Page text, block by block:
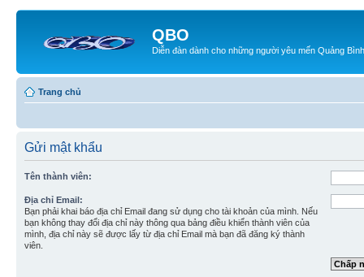
QBO
Diễn đàn dành cho những người yêu mến Quảng Bình
Trang chủ
Gửi mật khẩu
Tên thành viên:
Địa chỉ Email:
Bạn phải khai báo địa chỉ Email đang sử dụng cho tài khoản của mình. Nếu
bạn không thay đổi địa chỉ này thông qua bảng điều khiển thành viên của
mình, địa chỉ này sẽ được lấy từ địa chỉ Email mà bạn đã đăng ký thành
viên.